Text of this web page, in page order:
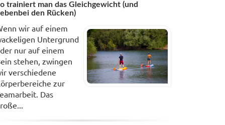
trainiert man das Gleichgewicht (und
den Rücken)
wir auf einem
Untergrund
nur auf einem
stehen, zwingen
verschiedene
zur
Das